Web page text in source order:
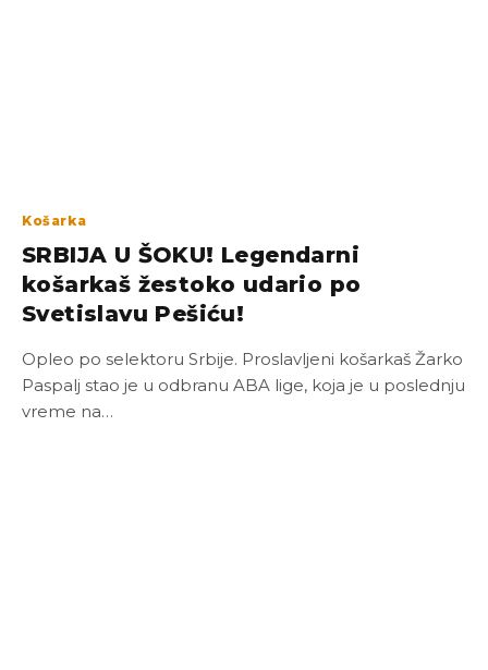
Košarka
SRBIJA U ŠOKU! Legendarni
košarkaš žestoko udario po
Svetislavu Pešiću!
Opleo po selektoru Srbije. Proslavljeni košarkaš Žarko
Paspalj stao je u odbranu ABA lige, koja je u poslednju
vreme na…